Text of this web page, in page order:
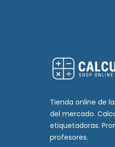
Tienda online de
del mercado.
etiquetadoras.
profesores.